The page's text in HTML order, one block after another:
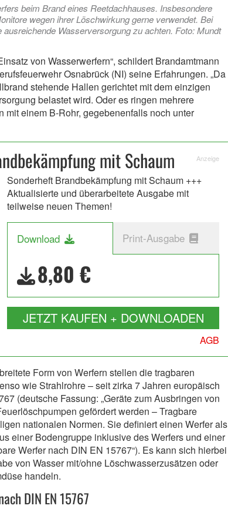
beim Brand eines Reetdachhauses. Insbesondere
wegen ihrer Löschwirkung gerne verwendet. Bei
ausreichende Wasserversorgung zu achten. Foto: Mundt
von Wasserwerfern“, schildert Brandamtmann
Osnabrück (NI) seine Erfahrungen. „Da
stehende Hallen gerichtet mit dem einzigen
belastet wird. Oder es ringen mehrere
mit einem B-Rohr, gegebenenfalls noch unter
mit Schaum Anzeige
Sonderheft Brandbekämpfung mit Schaum +++
Aktualisierte und überarbeitete Ausgabe mit
teilweise neuen Themen!
Download Print-Ausgabe
8,80 €
JETZT KAUFEN + DOWNLOADEN
AGB
Form von Werfern stellen die tragbaren
wie Strahlrohre – seit zirka 7 Jahren europäisch
(deutsche Fassung: „Geräte zum Ausbringen von
gefördert werden – Tragbare
nationalen Normen. Sie definiert einen Werfer als
einer Bodengruppe inklusive des Werfers und einer
Werfer nach DIN EN 15767“). Es kann sich hierbei
von Wasser mit/ohne Löschwasserzusätzen oder
handeln.
DIN EN 15767